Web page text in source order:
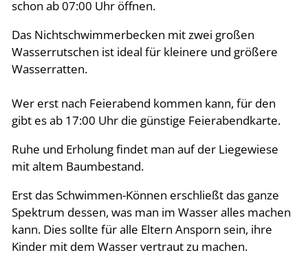
schon ab 07:00 Uhr öffnen.
Das Nichtschwimmerbecken mit zwei großen
Wasserrutschen ist ideal für kleinere und größere
Wasserratten.
Wer erst nach Feierabend kommen kann, für den
gibt es ab 17:00 Uhr die günstige Feierabendkarte.
Ruhe und Erholung findet man auf der Liegewiese
mit altem Baumbestand.
Erst das Schwimmen-Können erschließt das ganze
Spektrum dessen, was man im Wasser alles machen
kann. Dies sollte für alle Eltern Ansporn sein, ihre
Kinder mit dem Wasser vertraut zu machen.